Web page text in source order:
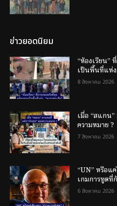
ข่าวยอดนิยม
“ห้องเรียน”
เป็นพื้นที่แห่
8 สิงหาคม 2026
เมื่อ “สแกน
ความหมาย ?
7 สิงหาคม 2026
“UN” หรือแ
เกมการทูตที่
6 สิงหาคม 2026